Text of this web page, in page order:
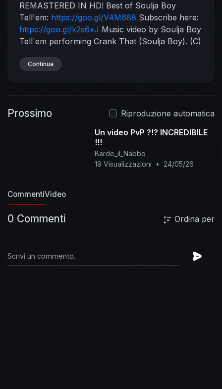
REMASTERED IN HD! Best of Soulja Boy
Tell'em: https://goo.gl/V4M688 Subscribe here:
https://goo.gl/k2s6xJ Music video by Soulja Boy
Tell`em performing Crank That (Soulja Boy). (C)
#SoulaBoyTellEm #CrankThat #Remastered
Continua
Prossimo
Riproduzione automatica
Un video PvP ?!? INCREDIBILE
!!!
Barde_il_Nabbo
19 Visualizzazioni
• 24/05/26
CommentiVideo
0 Commenti Ordina per